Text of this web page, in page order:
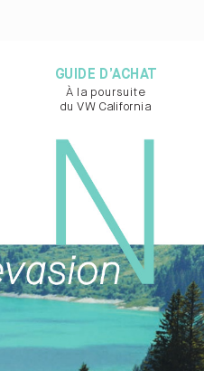
GUIDE D’ACHAT
À la poursuite
du VW California